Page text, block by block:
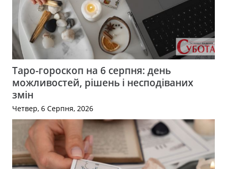
Таро-гороскоп на 6 серпня: день
можливостей, рішень і несподіваних
змін
Четвер, 6 Серпня, 2026